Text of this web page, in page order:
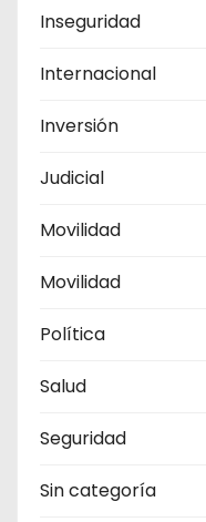
Inseguridad
Internacional
Inversión
Judicial
Movilidad
Movilidad
Política
Salud
Seguridad
Sin categoría